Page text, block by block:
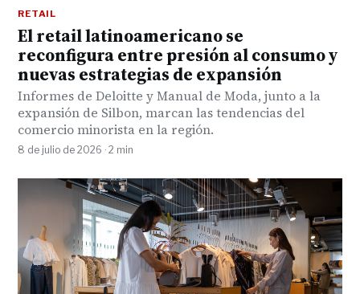
RETAIL
El retail latinoamericano se
reconfigura entre presión al consumo y
nuevas estrategias de expansión
Informes de Deloitte y Manual de Moda, junto a la
expansión de Silbon, marcan las tendencias del
comercio minorista en la región.
8 de julio de 2026 · 2 min